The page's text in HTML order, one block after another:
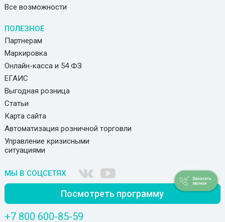
Все возможности
ПОЛЕЗНОЕ
Партнерам
Маркировка
Онлайн-касса и 54 ФЗ
ЕГАИС
Выгодная розница
Статьи
Карта сайта
Автоматизация розничной торговли
Управление кризисными
ситуациями
МЫ В СОЦСЕТЯХ
Посмотреть программу
+7 800 600-85-59